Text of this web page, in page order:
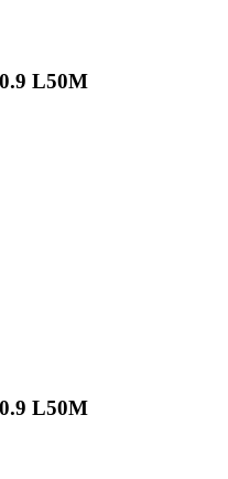
L50M
L50M